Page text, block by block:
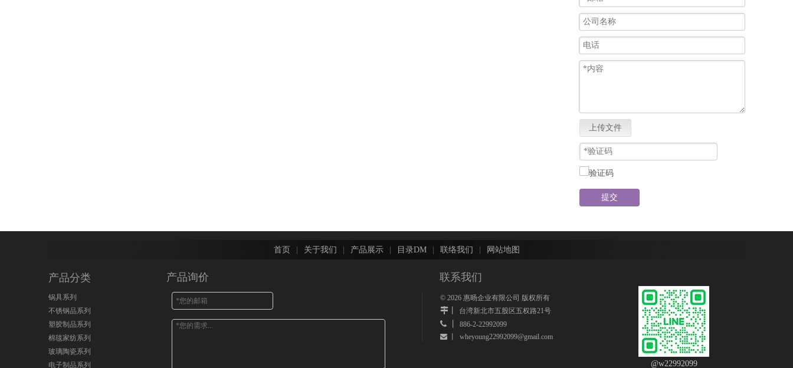
上传文件
提交
首页 关于我们 产品展示 目录DM 联络我们 网站地图
产品分类
锅具系列
不锈钢品系列
塑胶制品系列
棉毯家纺系列
玻璃陶瓷系列
电子制品系列
产品询价 联系我们
©2026 惠旸企业有限公司 版权所有
丨 台湾新北市五股区五权路21号
 丨886-2-22992099
 丨 wheyoung22992099@gmail.com
@w22992099